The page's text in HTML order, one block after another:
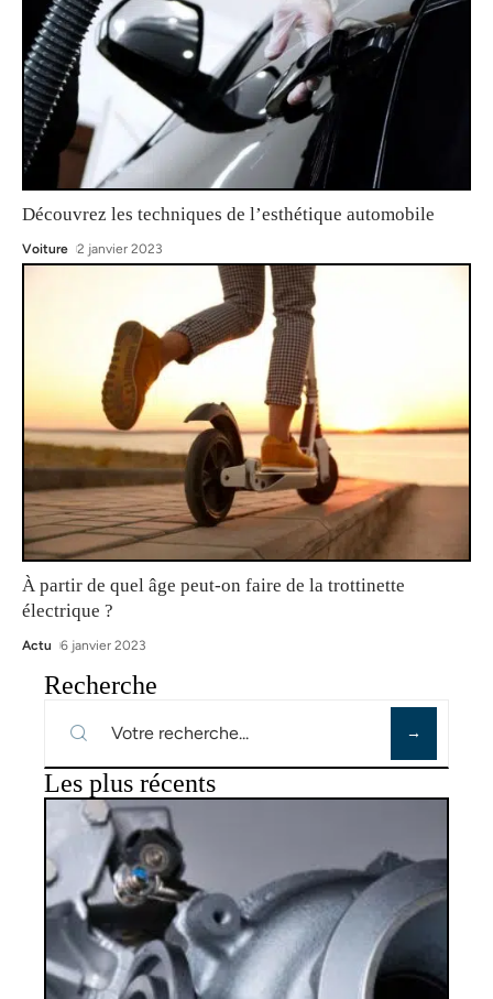
Découvrez les techniques de l’esthétique automobile
Voiture 2 janvier 2023
À partir de quel âge peut-on faire de la trottinette
électrique ?
Actu 6 janvier 2023
Recherche
Les plus récents